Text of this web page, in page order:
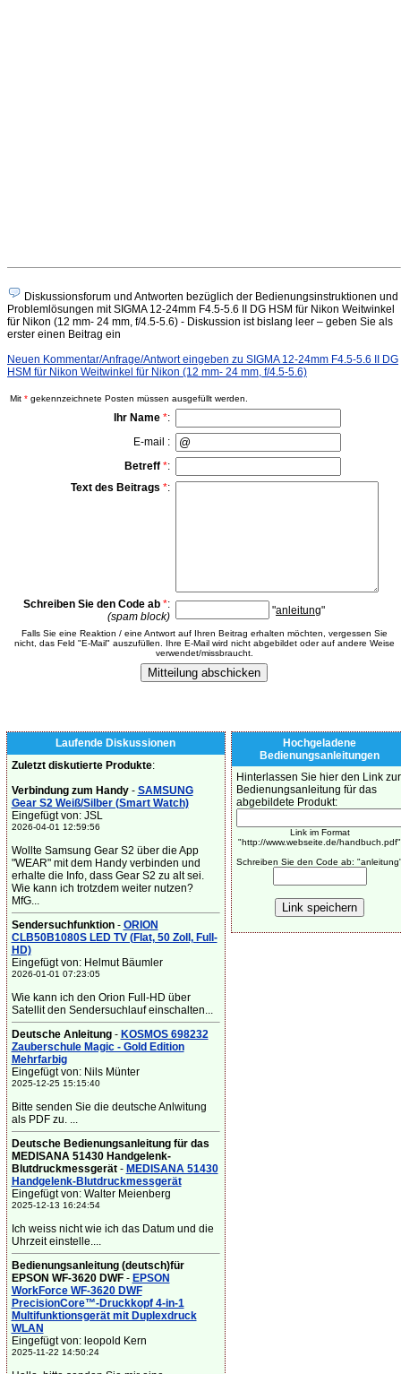
Diskussionsforum und Antworten bezüglich der Bedienungsinstruktionen und
Problemlösungen mit SIGMA 12-24mm F4.5-5.6 II DG HSM für Nikon Weitwinkel
für Nikon (12 mm- 24 mm, f/4.5-5.6) - Diskussion ist bislang leer – geben Sie als
erster einen Beitrag ein
Neuen Kommentar/Anfrage/Antwort eingeben zu SIGMA 12-24mm F4.5-5.6 II DG
HSM für Nikon Weitwinkel für Nikon (12 mm- 24 mm, f/4.5-5.6)
Mit * gekennzeichnete Posten müssen ausgefüllt werden.
Ihr Name *:
E-mail :
Betreff *:
Text des Beitrags *:
Schreiben Sie den Code ab *:
(spam block)
"anleitung"
Falls Sie eine Reaktion / eine Antwort auf Ihren Beitrag erhalten möchten, vergessen Sie
nicht, das Feld "E-Mail" auszufüllen. Ihre E-Mail wird nicht abgebildet oder auf andere Weise
verwendet/missbraucht.
Laufende Diskussionen
Zuletzt diskutierte Produkte:
Verbindung zum Handy- SAMSUNG
Gear S2 Weiß/Silber (Smart Watch)
Eingefügt von: JSL
2026-04-01 12:59:56
Wollte Samsung Gear S2 über die App
"WEAR" mit dem Handy verbinden und
erhalte die Info, dass Gear S2 zu alt sei.
Wie kann ich trotzdem weiter nutzen?
MfG...
Sendersuchfunktion- ORION
CLB50B1080S LED TV (Flat, 50 Zoll, Full-
HD)
Eingefügt von: Helmut Bäumler
2026-01-01 07:23:05
Wie kann ich den Orion Full-HD über
Satellit den Sendersuchlauf einschalten...
Deutsche Anleitung- KOSMOS 698232
Zauberschule Magic - Gold Edition
Mehrfarbig
Eingefügt von: Nils Münter
2025-12-25 15:15:40
Bitte senden Sie die deutsche Anlwitung
als PDF zu. ...
Deutsche Bedienungsanleitung für das
MEDISANA 51430 Handgelenk-
Blutdruckmessgerät- MEDISANA 51430
Handgelenk-Blutdruckmessgerät
Eingefügt von: Walter Meienberg
2025-12-13 16:24:54
Ich weiss nicht wie ich das Datum und die
Uhrzeit einstelle....
Bedienungsanleitung (deutsch)für
EPSON WF-3620 DWF- EPSON
WorkForce WF-3620 DWF
PrecisionCore™-Druckkopf 4-in-1
Multifunktionsgerät mit Duplexdruck
WLAN
Eingefügt von: leopold Kern
2025-11-22 14:50:24
Hochgeladene
Bedienungsanleitungen
Hinterlassen Sie hier den Link zur
Bedienungsanleitung für das
abgebildete Produkt:
Link im Format
"http://www.webseite.de/handbuch.pdf"
Schreiben Sie den Code ab: